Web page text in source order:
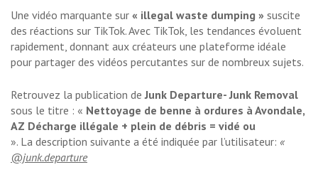
Une vidéo marquante sur « illegal waste dumping » suscite
des réactions sur TikTok. Avec TikTok, les tendances évoluent
rapidement, donnant aux créateurs une plateforme idéale
pour partager des vidéos percutantes sur de nombreux sujets.
Retrouvez la publication deJunk Departure- Junk Removal
sous le titre : « Nettoyage de benne à ordures à Avondale,
AZ Décharge illégale + plein de débris = vidé ou
». La description suivante a été indiquée par l’utilisateur: «
@junk.departure